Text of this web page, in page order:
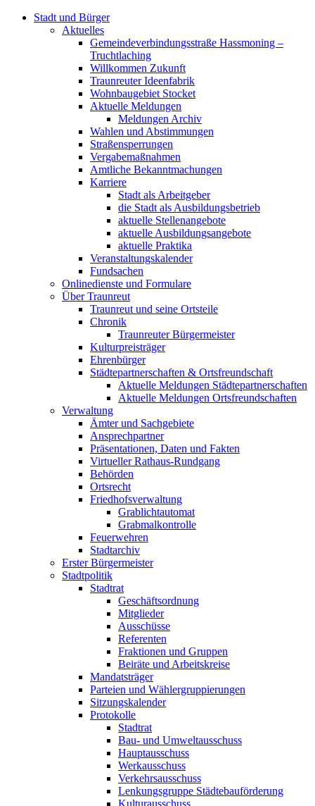
Stadt und Bürger
Aktuelles
Gemeindeverbindungsstraße Hassmoning –
Truchtlaching
Willkommen Zukunft
Traunreuter Ideenfabrik
Wohnbaugebiet Stocket
Aktuelle Meldungen
Meldungen Archiv
Wahlen und Abstimmungen
Straßensperrungen
Vergabemaßnahmen
Amtliche Bekanntmachungen
Karriere
Stadt als Arbeitgeber
die Stadt als Ausbildungsbetrieb
aktuelle Stellenangebote
aktuelle Ausbildungsangebote
aktuelle Praktika
Veranstaltungskalender
Fundsachen
Onlinedienste und Formulare
Über Traunreut
Traunreut und seine Ortsteile
Chronik
Traunreuter Bürgermeister
Kulturpreisträger
Ehrenbürger
Städtepartnerschaften & Ortsfreundschaft
Aktuelle Meldungen Städtepartnerschaften
Aktuelle Meldungen Ortsfreundschaften
Verwaltung
Ämter und Sachgebiete
Ansprechpartner
Präsentationen, Daten und Fakten
Virtueller Rathaus-Rundgang
Behörden
Ortsrecht
Friedhofsverwaltung
Grablichtautomat
Grabmalkontrolle
Feuerwehren
Stadtarchiv
Erster Bürgermeister
Stadtpolitik
Stadtrat
Geschäftsordnung
Mitglieder
Ausschüsse
Referenten
Fraktionen und Gruppen
Beiräte und Arbeitskreise
Mandatsträger
Parteien und Wählergruppierungen
Sitzungskalender
Protokolle
Stadtrat
Bau- und Umweltausschuss
Hauptausschuss
Werkausschuss
Verkehrsausschuss
Lenkungsgruppe Städtebauförderung
Kulturausschuss